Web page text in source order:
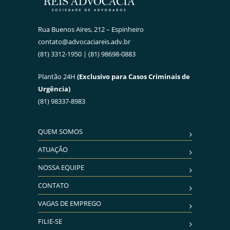
Rua Buenos Aires, 212 – Espinheiro
contato@advocaciareis.adv.br
(81) 3312-1950 | (81) 98698-0883
Plantão 24H (Exclusivo para Casos Criminais de
Urgência)
(81) 98337-8983
QUEM SOMOS
ATUAÇÃO
NOSSA EQUIPE
CONTATO
VAGAS DE EMPREGO
FILIE-SE